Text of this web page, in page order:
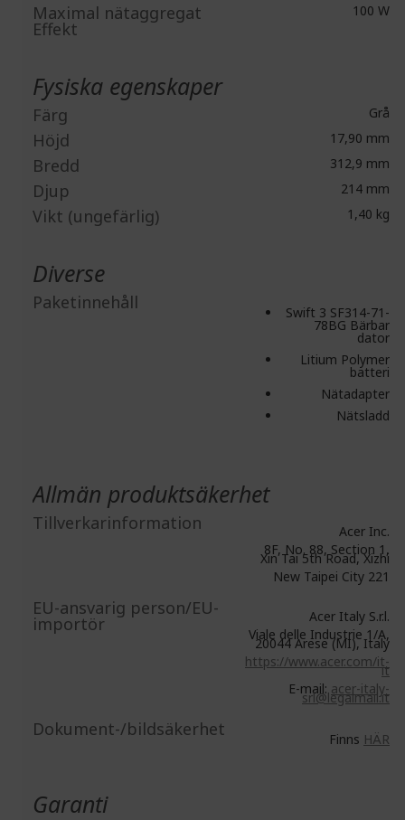
Maximal nätaggregat
Effekt
100 W
Fysiska egenskaper
Färg Grå
Höjd 17,90 mm
Bredd 312,9 mm
Djup 214 mm
Vikt (ungefärlig) 1,40 kg
Diverse
Paketinnehåll Swift 3 SF314-71-
78BG Bärbar
dator
Litium Polymer
batteri
Nätadapter
Nätsladd
Allmän produktsäkerhet
Tillverkarinformation
Acer Inc.
8F, No. 88, Section 1,
Xin Tai 5th Road, Xizhi
New Taipei City 221
EU-ansvarig person/EU-
importör
Acer Italy S.r.l.
Viale delle Industrie 1/A,
20044 Arese (MI), Italy
https://www.acer.com/it-
it
E-mail:acer-italy-
srl@legalmail.it
Dokument-/bildsäkerhet Finns HÄR
Garanti